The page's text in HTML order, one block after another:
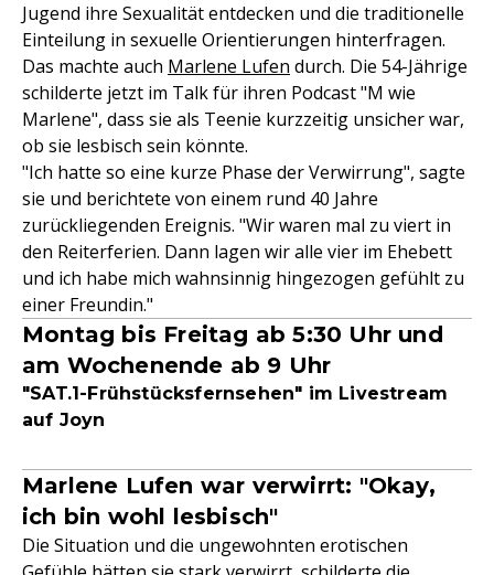
Jugend ihre Sexualität entdecken und die traditionelle
Einteilung in sexuelle Orientierungen hinterfragen.
Das machte auch Marlene Lufen durch. Die 54-Jährige
schilderte jetzt im Talk für ihren Podcast "M wie
Marlene", dass sie als Teenie kurzzeitig unsicher war,
ob sie lesbisch sein könnte.
"Ich hatte so eine kurze Phase der Verwirrung", sagte
sie und berichtete von einem rund 40 Jahre
zurückliegenden Ereignis. "Wir waren mal zu viert in
den Reiterferien. Dann lagen wir alle vier im Ehebett
und ich habe mich wahnsinnig hingezogen gefühlt zu
einer Freundin."
Montag bis Freitag ab 5:30 Uhr und
am Wochenende ab 9 Uhr
"SAT.1-Frühstücksfernsehen" im Livestream
auf Joyn
Marlene Lufen war verwirrt: "Okay,
ich bin wohl lesbisch"
Die Situation und die ungewohnten erotischen